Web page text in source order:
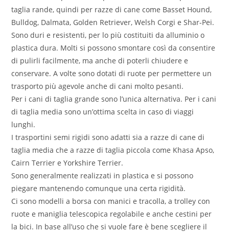
taglia rande, quindi per razze di cane come Basset Hound,
Bulldog, Dalmata, Golden Retriever, Welsh Corgi e Shar-Pei.
Sono duri e resistenti, per lo più costituiti da alluminio o
plastica dura. Molti si possono smontare così da consentire
di pulirli facilmente, ma anche di poterli chiudere e
conservare. A volte sono dotati di ruote per permettere un
trasporto più agevole anche di cani molto pesanti.
Per i cani di taglia grande sono l’unica alternativa. Per i cani
di taglia media sono un’ottima scelta in caso di viaggi
lunghi.
I trasportini semi rigidi sono adatti sia a razze di cane di
taglia media che a razze di taglia piccola come Khasa Apso,
Cairn Terrier e Yorkshire Terrier.
Sono generalmente realizzati in plastica e si possono
piegare mantenendo comunque una certa rigidità.
Ci sono modelli a borsa con manici e tracolla, a trolley con
ruote e maniglia telescopica regolabile e anche cestini per
la bici. In base all’uso che si vuole fare è bene scegliere il